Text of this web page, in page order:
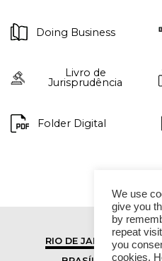
Doing Business
Livro de
Jurisprudência
Folder Digital
RIO DE JANEIRO
We use
give you
by
repeat
you
cookies.